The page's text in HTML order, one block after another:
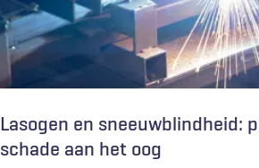
Lasogen en sneeuwblindheid:
schade aan het oog